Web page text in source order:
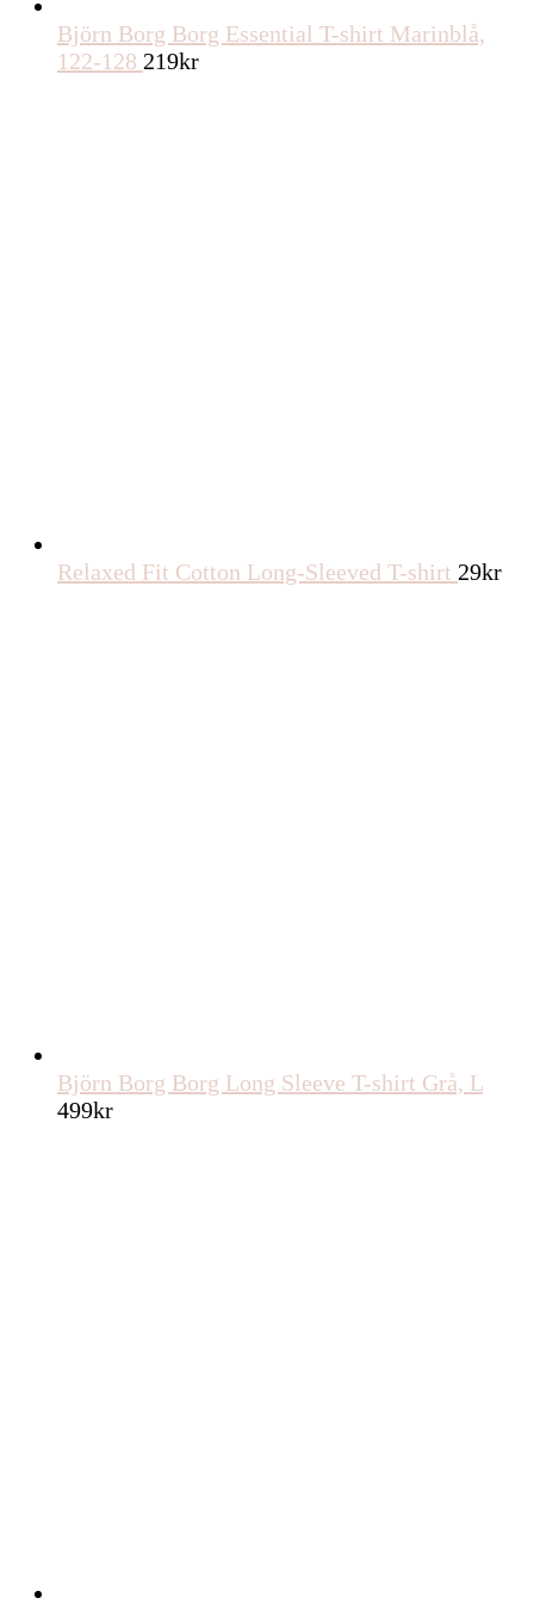
Björn Borg Borg Essential T-shirt Marinblå,
122-128 219kr
Relaxed Fit Cotton Long-Sleeved T-shirt 29kr
Björn Borg Borg Long Sleeve T-shirt Grå, L
499kr